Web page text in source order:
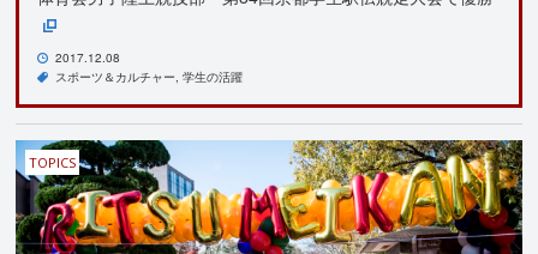
2017.12.08
スポーツ＆カルチャー 学生の活躍
TOPICS